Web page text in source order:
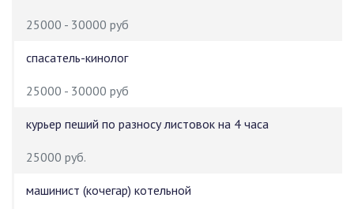
25000 - 30000 руб
спасатель-кинолог
25000 - 30000 руб
курьер пеший по разносу листовок на 4 часа
25000 руб.
машинист (кочегар) котельной